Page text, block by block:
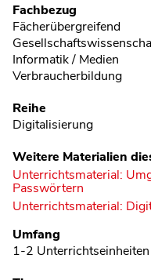
Fachbezug
Fächerübergreifend
Informatik / Medien
Verbraucherbildung
Reihe
Digitalisierung
Weitere Materialien
Unterrichtsmaterial:
Passwörtern
Unterrichtsmaterial:
Umfang
1-2 Unterrichtseinheiten